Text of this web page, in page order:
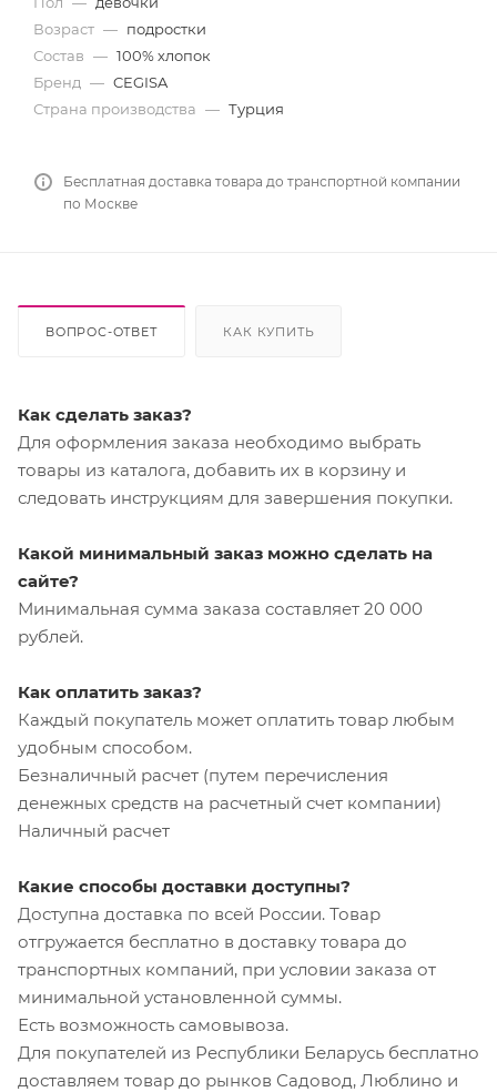
Возраст — подростки
Состав — 100% хлопок
Бренд — CEGISA
Страна производства — Турция
Бесплатная доставка товара до транспортной компании
по Москве
ВОПРОС-ОТВЕТ КАК КУПИТЬ
Как сделать заказ?
Для оформления заказа необходимо выбрать
товары из каталога, добавить их в корзину и
следовать инструкциям для завершения покупки.
Какой минимальный заказ можно сделать на
сайте?
Минимальная сумма заказа составляет 20 000
рублей.
Как оплатить заказ?
Каждый покупатель может оплатить товар любым
удобным способом.
Безналичный расчет (путем перечисления
денежных средств на расчетный счет компании)
Наличный расчет
Какие способы доставки доступны?
Доступна доставка по всей России. Товар
отгружается бесплатно в доставку товара до
транспортных компаний, при условии заказа от
минимальной установленной суммы.
Есть возможность самовывоза.
Для покупателей из Республики Беларусь бесплатно
доставляем товар до рынков Садовод, Люблино и